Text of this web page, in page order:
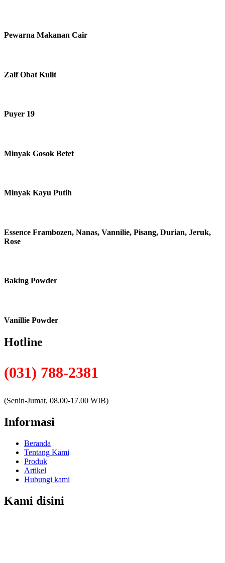
Pewarna Makanan Cair
Zalf Obat Kulit
Puyer 19
Minyak Gosok Betet
Minyak Kayu Putih
Essence Frambozen, Nanas, Vannilie, Pisang, Durian, Jeruk,
Rose
Baking Powder
Vanillie Powder
Hotline
(031) 788-2381
(Senin-Jumat, 08.00-17.00 WIB)
Informasi
Beranda
Tentang Kami
Produk
Artikel
Hubungi kami
Kami disini